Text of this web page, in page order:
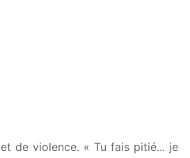
de violence. « Tu fais pitié... je